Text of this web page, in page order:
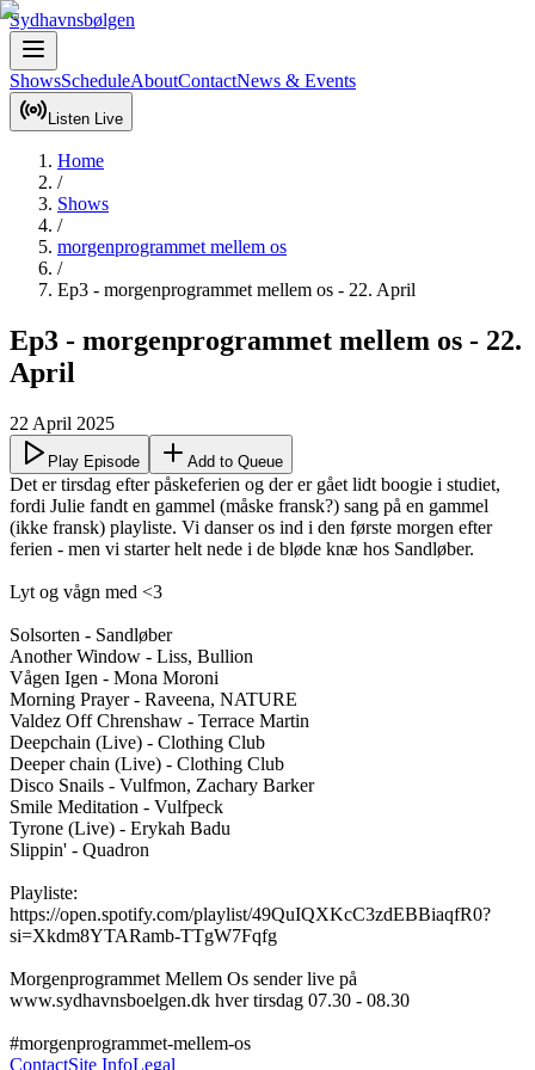
Sydhavnsbølgen
ShowsScheduleAboutContactNews & Events
Listen Live
Home
/
Shows
/
morgenprogrammet mellem os
/
Ep3 - morgenprogrammet mellem os - 22. April
Ep3 - morgenprogrammet mellem os - 22.
April
22 April 2025
Play Episode Add to Queue
Det er tirsdag efter påskeferien og der er gået lidt boogie i studiet,
fordi Julie fandt en gammel (måske fransk?) sang på en gammel
(ikke fransk) playliste. Vi danser os ind i den første morgen efter
ferien - men vi starter helt nede i de bløde knæ hos Sandløber.
Lyt og vågn med <3
Solsorten - Sandløber
Another Window - Liss, Bullion
Vågen Igen - Mona Moroni
Morning Prayer - Raveena, NATURE
Valdez Off Chrenshaw - Terrace Martin
Deepchain (Live) - Clothing Club
Deeper chain (Live) - Clothing Club
Disco Snails - Vulfmon, Zachary Barker
Smile Meditation - Vulfpeck
Tyrone (Live) - Erykah Badu
Slippin' - Quadron
Playliste:
https://open.spotify.com/playlist/49QuIQXKcC3zdEBBiaqfR0?
si=Xkdm8YTARamb-TTgW7Fqfg
Morgenprogrammet Mellem Os sender live på
www.sydhavnsboelgen.dk hver tirsdag 07.30 - 08.30
#morgenprogrammet-mellem-os
ContactSite InfoLegal